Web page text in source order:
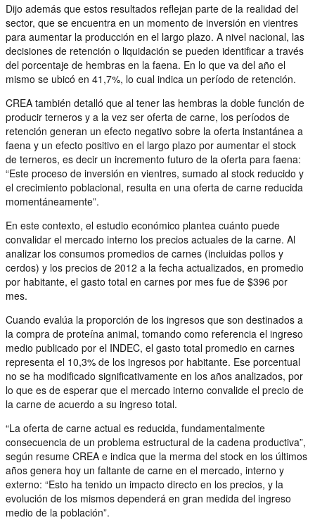
Dijo además que estos resultados reflejan parte de la realidad del
sector, que se encuentra en un momento de inversión en vientres
para aumentar la producción en el largo plazo. A nivel nacional, las
decisiones de retención o liquidación se pueden identificar a través
del porcentaje de hembras en la faena. En lo que va del año el
mismo se ubicó en 41,7%, lo cual indica un período de retención.
CREA también detalló que al tener las hembras la doble función de
producir terneros y a la vez ser oferta de carne, los períodos de
retención generan un efecto negativo sobre la oferta instantánea a
faena y un efecto positivo en el largo plazo por aumentar el stock
de terneros, es decir un incremento futuro de la oferta para faena:
“Este proceso de inversión en vientres, sumado al stock reducido y
el crecimiento poblacional, resulta en una oferta de carne reducida
momentáneamente”.
En este contexto, el estudio económico plantea cuánto puede
convalidar el mercado interno los precios actuales de la carne. Al
analizar los consumos promedios de carnes (incluidas pollos y
cerdos) y los precios de 2012 a la fecha actualizados, en promedio
por habitante, el gasto total en carnes por mes fue de $396 por
mes.
Cuando evalúa la proporción de los ingresos que son destinados a
la compra de proteína animal, tomando como referencia el ingreso
medio publicado por el INDEC, el gasto total promedio en carnes
representa el 10,3% de los ingresos por habitante. Ese porcentual
no se ha modificado significativamente en los años analizados, por
lo que es de esperar que el mercado interno convalide el precio de
la carne de acuerdo a su ingreso total.
“La oferta de carne actual es reducida, fundamentalmente
consecuencia de un problema estructural de la cadena productiva”,
según resume CREA e indica que la merma del stock en los últimos
años genera hoy un faltante de carne en el mercado, interno y
externo: “Esto ha tenido un impacto directo en los precios, y la
evolución de los mismos dependerá en gran medida del ingreso
medio de la población”.